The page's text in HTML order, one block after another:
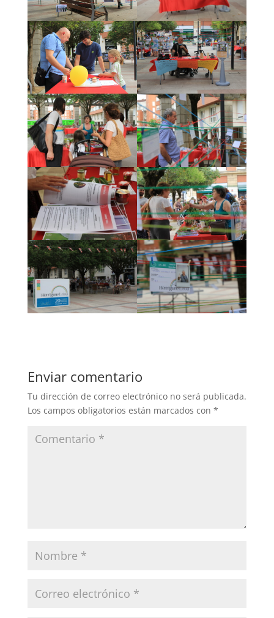
Enviar comentario
Tu dirección de correo electrónico no será publicada.
Los campos obligatorios están marcados con *